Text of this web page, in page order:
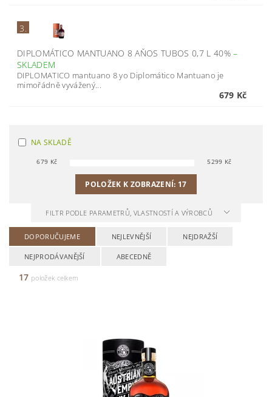
3.
DIPLOMÁTICO MANTUANO 8 AŇOS TUBOS 0,7 L 40%–
SKLADEM
DIPLOMATICO mantuano 8 yo Diplomático Mantuano je
mimořádně vyvážený...
679 Kč
NA SKLADĚ
679 Kč 5299 Kč
POLOŽEK K ZOBRAZENÍ: 17
FILTR PODLE PARAMETRŮ, VLASTNOSTÍ A VÝROBCŮ
DOPORUČUJEME NEJLEVNĚJŠÍ NEJDRAŽŠÍ
NEJPRODÁVANĚJŠÍ ABECEDNĚ
17 položek celkem